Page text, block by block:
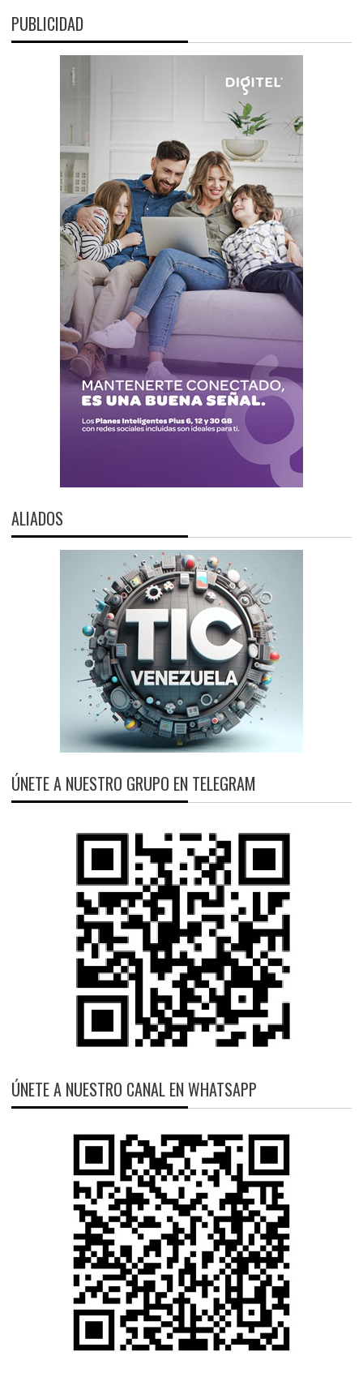
PUBLICIDAD
ALIADOS
ÚNETE A NUESTRO GRUPO EN TELEGRAM
ÚNETE A NUESTRO CANAL EN WHATSAPP